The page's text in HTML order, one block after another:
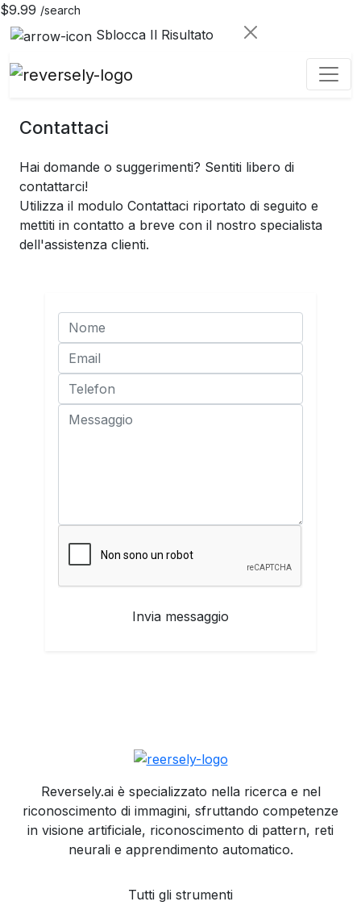
$9.99 /search
Sblocca Il Risultato
Contattaci
Hai domande o suggerimenti? Sentiti libero di
contattarci!
Utilizza il modulo Contattaci riportato di seguito e
mettiti in contatto a breve con il nostro specialista
dell'assistenza clienti.
Invia messaggio
Reversely.ai è specializzato nella ricerca e nel
riconoscimento di immagini, sfruttando competenze
in visione artificiale, riconoscimento di pattern, reti
neurali e apprendimento automatico.
Tutti gli strumenti